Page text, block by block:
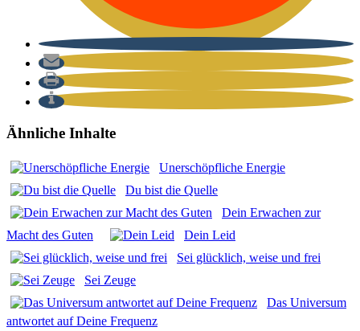
Ähnliche Inhalte
Uner­schöpf­li­che Ener­gie
Du bist die Quel­le
Dein Erwa­chen zur
Macht des Guten
Dein Leid
Sei glück­lich, wei­se und frei
Sei Zeu­ge
Das Uni­ver­sum
ant­wor­tet auf Dei­ne Fre­quenz